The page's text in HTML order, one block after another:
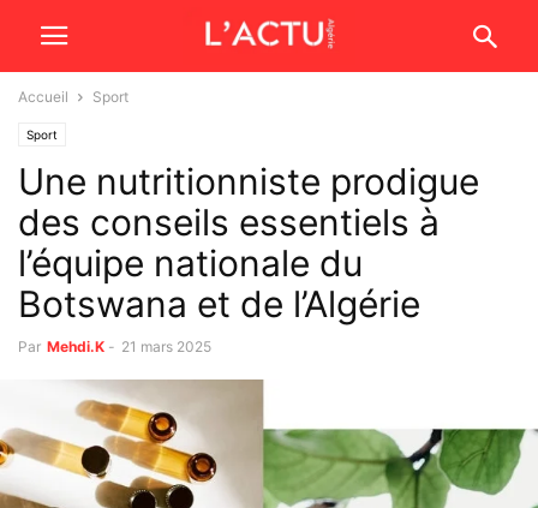
Accueil Sport
Sport
Une nutritionniste prodigue
des conseils essentiels à
l’équipe nationale du
Botswana et de l’Algérie
Par Mehdi.K - 21 mars 2025